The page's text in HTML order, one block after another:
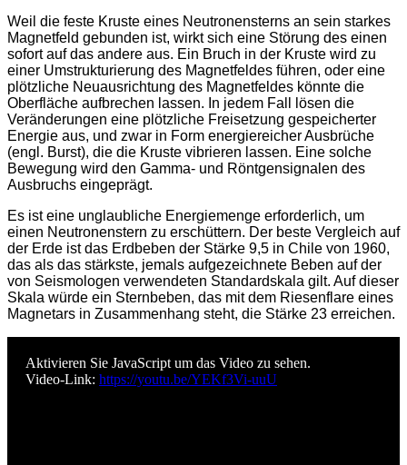
Weil die feste Kruste eines Neutronensterns an sein starkes
Magnetfeld gebunden ist, wirkt sich eine Störung des einen
sofort auf das andere aus. Ein Bruch in der Kruste wird zu
einer Umstrukturierung des Magnetfeldes führen, oder eine
plötzliche Neuausrichtung des Magnetfeldes könnte die
Oberfläche aufbrechen lassen. In jedem Fall lösen die
Veränderungen eine plötzliche Freisetzung gespeicherter
Energie aus, und zwar in Form energiereicher Ausbrüche
(engl. Burst), die die Kruste vibrieren lassen. Eine solche
Bewegung wird den Gamma- und Röntgensignalen des
Ausbruchs eingeprägt.
Es ist eine unglaubliche Energiemenge erforderlich, um
einen Neutronenstern zu erschüttern. Der beste Vergleich auf
der Erde ist das Erdbeben der Stärke 9,5 in Chile von 1960,
das als das stärkste, jemals aufgezeichnete Beben auf der
von Seismologen verwendeten Standardskala gilt. Auf dieser
Skala würde ein Sternbeben, das mit dem Riesenflare eines
Magnetars in Zusammenhang steht, die Stärke 23 erreichen.
Aktivieren Sie JavaScript um das Video zu sehen.
Video-Link: https://youtu.be/YEKf3Vi-uuU